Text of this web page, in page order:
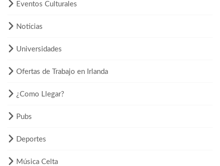
Eventos Culturales
Noticias
Universidades
Ofertas de Trabajo en Irlanda
¿Como Llegar?
Pubs
Deportes
Música Celta